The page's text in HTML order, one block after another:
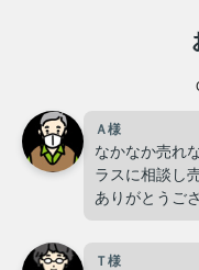
どのタイミングでも
イメージとして他完
お気軽にお問い合わ
宇部市・山陽小野田市
地探しは㈱リプラスへ
宇部市リフォーム済物
Ａ様
なかなか売れ
ラスに相談し
ありがとうご
Ｔ様